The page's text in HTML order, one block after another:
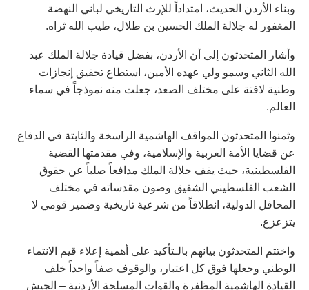
وبناء الأردن الحديث، امتداداً للإرث التاريخي لباني النهضة
المغفور له جلالة الملك الحسين بن طلال، طيب الله ثراه.
وأشار المتحدثون إلى أن الأردن، بفضل قيادة جلالة الملك عبد
الله الثاني وسمو ولي عهده الأمين، استطاع تحقيق إنجازات
وطنية لافتة على مختلف الصعد، جعلت منه نموذجاً في سماء
العالم.
وثمنوا المتحدثون المواقف الهاشمية الراسخة والثابتة في الدفاع
عن قضايا الأمة العربية والإسلامية، وفي مقدمتها القضية
الفلسطينية، حيث يقف جلالة الملك مدافعاً صلباً عن حقوق
الشعب الفلسطيني الشقيق وصون مقدساته في مختلف
المحافل الدولية، انطلاقاً من شرعية تاريخية وضمير قومي لا
يتزعزع.
واختتم المتحدثون بيانهم بالـتأكيد على أهمية إعلاء قيم الانتماء
الوطني وجعلها فوق كل اعتبار، والوقوف صفاً واحداً خلف
القيادة الهاشمية المظفرة والقوات المسلحة الأردنية – الجيش